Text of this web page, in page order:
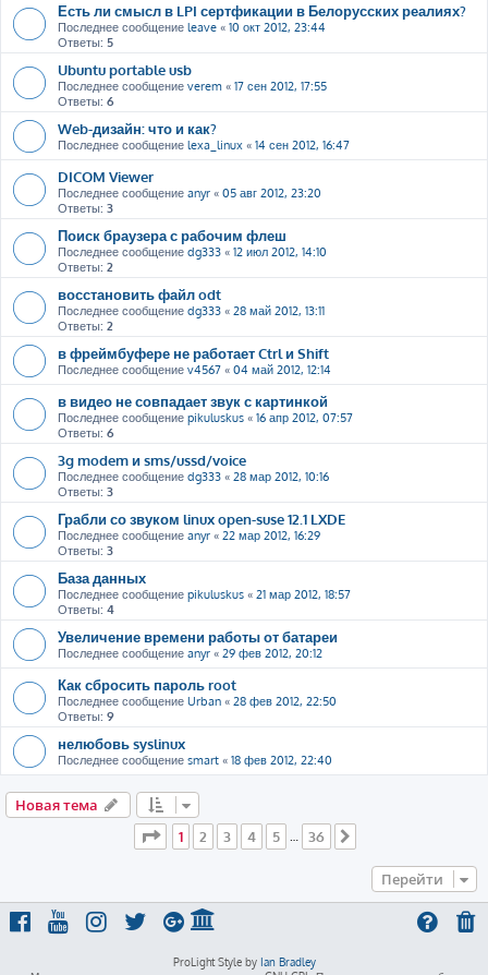
Есть ли смысл в LPI сертфикации в Белорусских реалиях?
Последнее сообщение leave « 10 окт 2012, 23:44
Ответы: 5
Ubuntu portable usb
Последнее сообщение verem « 17 сен 2012, 17:55
Ответы: 6
Web-дизайн: что и как?
Последнее сообщение lexa_linux « 14 сен 2012, 16:47
DICOM Viewer
Последнее сообщение anyr « 05 авг 2012, 23:20
Ответы: 3
Поиск браузера с рабочим флеш
Последнее сообщение dg333 « 12 июл 2012, 14:10
Ответы: 2
восстановить файл odt
Последнее сообщение dg333 « 28 май 2012, 13:11
Ответы: 2
в фреймбуфере не работает Ctrl и Shift
Последнее сообщение v4567 « 04 май 2012, 12:14
в видео не совпадает звук с картинкой
Последнее сообщение pikuluskus « 16 апр 2012, 07:57
Ответы: 6
3g modem и sms/ussd/voice
Последнее сообщение dg333 « 28 мар 2012, 10:16
Ответы: 3
Грабли со звуком linux open-suse 12.1 LXDE
Последнее сообщение anyr « 22 мар 2012, 16:29
Ответы: 3
База данных
Последнее сообщение pikuluskus « 21 мар 2012, 18:57
Ответы: 4
Увеличение времени работы от батареи
Последнее сообщение anyr « 29 фев 2012, 20:12
Как сбросить пароль root
Последнее сообщение Urban « 28 фев 2012, 22:50
Ответы: 9
нелюбовь syslinux
Последнее сообщение smart « 18 фев 2012, 22:40
Новая тема
Страница
из 36
1 2 3 4 5 … 36
Перейти
ProLight Style by Ian Bradley